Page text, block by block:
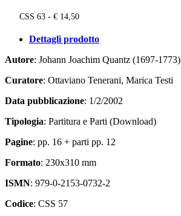
CSS 63 - € 14,50
Dettagli prodotto
Autore: Johann Joachim Quantz (1697-1773)
Curatore: Ottaviano Tenerani, Marica Testi
Data pubblicazione: 1/2/2002
Tipologia: Partitura e Parti (Download)
Pagine: pp. 16 + parti pp. 12
Formato: 230x310 mm
ISMN: 979-0-2153-0732-2
Codice: CSS 57